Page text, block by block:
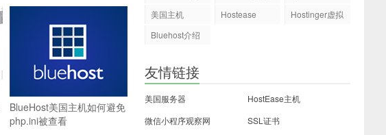
BlueHost美国主机如何避免
php.ini被查看
美国主机
Hostease
Hostinger虚拟
Bluehost介绍
友情链接
美国服务器
HostEase主机
微信小程序观察网
SSL证书